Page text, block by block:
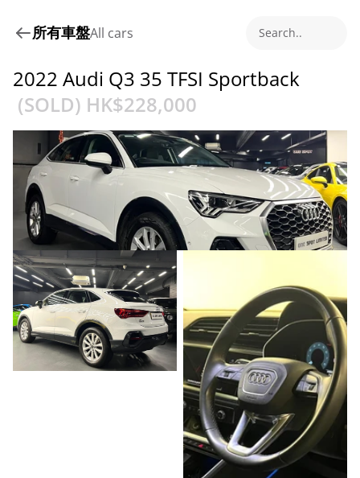
所有車盤All cars Search..
2022 Audi Q3 35 TFSI Sportback
(SOLD) HK$228,000